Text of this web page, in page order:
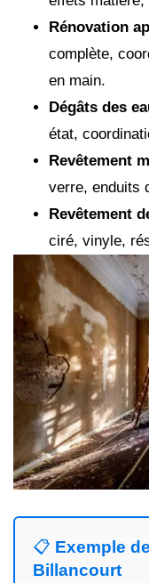
Rénovation
complète,
en main.
Dégâts des
état,
Revêtement
verre, enduits
Revêtement
ciré, vinyle,
📋 Exemple
Billancourt